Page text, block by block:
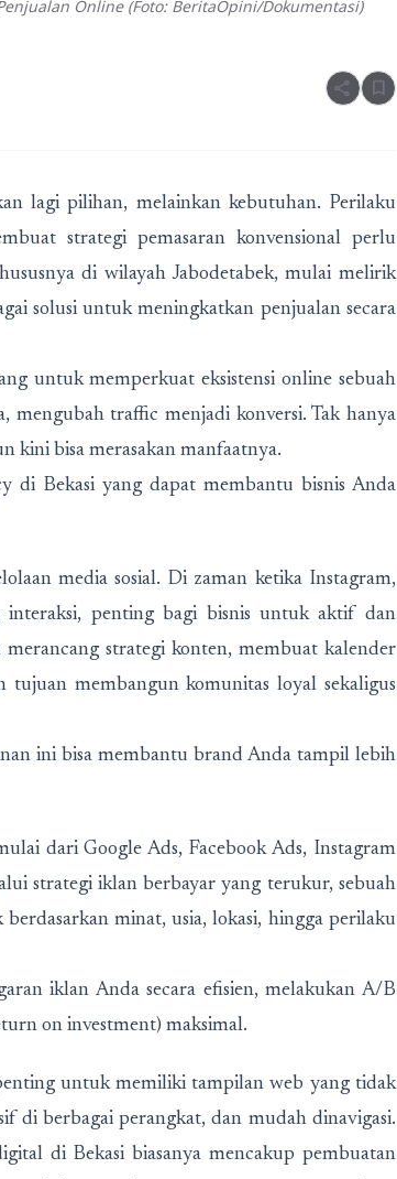
Online (Foto: BeritaOpini/Dokumentasi)
share bookmark
lagi pilihan, melainkan kebutuhan. Perilaku
strategi pemasaran konvensional perlu
di wilayah Jabodetabek, mulai melirik
solusi untuk meningkatkan penjualan secara
untuk memperkuat eksistensi online sebuah
mengubah traffic menjadi konversi. Tak hanya
kini bisa merasakan manfaatnya.
di Bekasi yang dapat membantu bisnis Anda
media sosial. Di zaman ketika Instagram,
interaksi, penting bagi bisnis untuk aktif dan
strategi konten, membuat kalender
tujuan membangun komunitas loyal sekaligus
ini bisa membantu brand Anda tampil lebih
dari Google Ads, Facebook Ads, Instagram
strategi iklan berbayar yang terukur, sebuah
minat, usia, lokasi, hingga perilaku
iklan Anda secara efisien, melakukan A/B
on investment) maksimal.
untuk memiliki tampilan web yang tidak
di berbagai perangkat, dan mudah dinavigasi.
di Bekasi biasanya mencakup pembuatan